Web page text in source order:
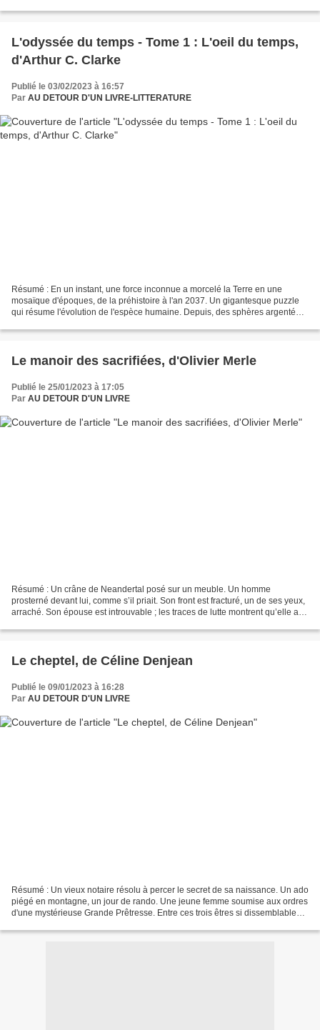
L'odyssée du temps - Tome 1 : L'oeil du temps,
d'Arthur C. Clarke
Publié le 03/02/2023 à 16:57
Par AU DETOUR D'UN LIVRE-LITTERATURE
Résumé : En un instant, une force inconnue a morcelé la Terre en une
mosaïque d'époques, de la préhistoire à l'an 2037. Un gigantesque puzzle
qui résume l'évolution de l'espèce humaine. Depuis, des sphères argentées
Le manoir des sacrifiées, d'Olivier Merle
Publié le 25/01/2023 à 17:05
Par AU DETOUR D'UN LIVRE
Résumé : Un crâne de Neandertal posé sur un meuble. Un homme
prosterné devant lui, comme s’il priait. Son front est fracturé, un de ses yeux,
arraché. Son épouse est introuvable ; les traces de lutte montrent qu’elle a
Le cheptel, de Céline Denjean
Publié le 09/01/2023 à 16:28
Par AU DETOUR D'UN LIVRE
Résumé : Un vieux notaire résolu à percer le secret de sa naissance. Un ado
piégé en montagne, un jour de rando. Une jeune femme soumise aux ordres
d'une mystérieuse Grande Prêtresse. Entre ces trois êtres si dissemblables